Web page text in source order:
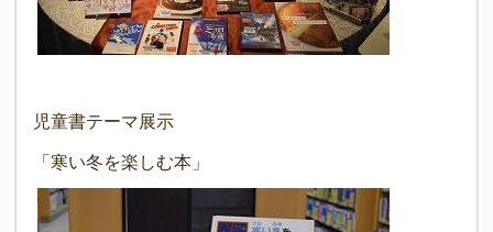
児童書テーマ展示
「寒い冬を楽しむ本」